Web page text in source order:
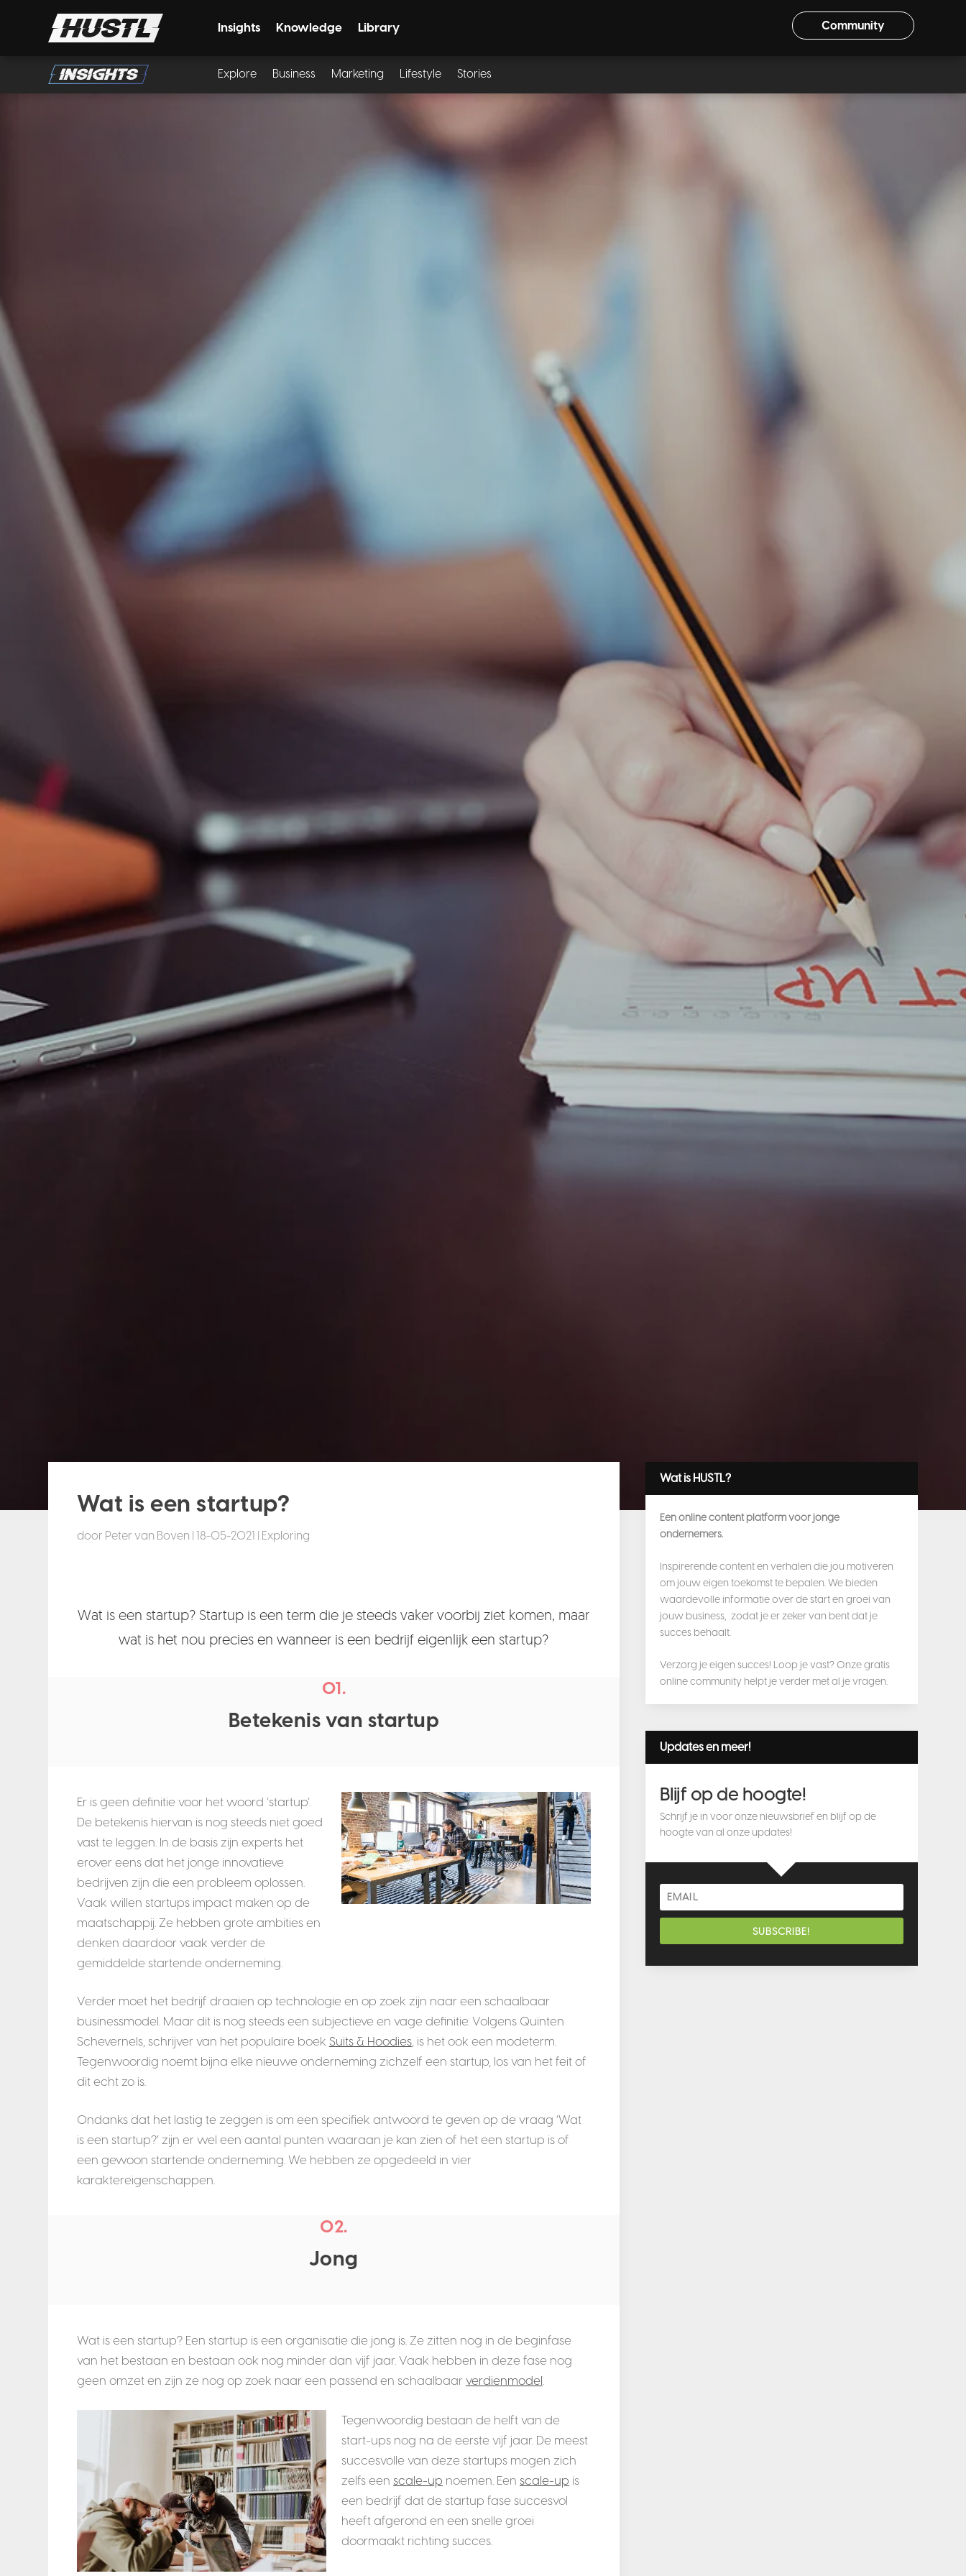
Insights Knowledge Library Community
Explore Business Marketing Lifestyle Stories
Wat is een startup?
door Peter van Boven | 18-05-2021 | Exploring
Wat is een startup? Startup is een term die je steeds vaker voorbij ziet komen, maar
wat is het nou precies en wanneer is een bedrijf eigenlijk een startup?
01.
Betekenis van startup
Er is geen definitie voor het woord ‘startup’.
De betekenis hiervan is nog steeds niet goed
vast te leggen. In de basis zijn experts het
erover eens dat het jonge innovatieve
bedrijven zijn die een probleem oplossen.
Vaak willen startups impact maken op de
maatschappij. Ze hebben grote ambities en
denken daardoor vaak verder de
gemiddelde startende onderneming.
Verder moet het bedrijf draaien op technologie en op zoek zijn naar een schaalbaar
businessmodel. Maar dit is nog steeds een subjectieve en vage definitie. Volgens Quinten
Schevernels, schrijver van het populaire boek Suits & Hoodies, is het ook een modeterm.
Tegenwoordig noemt bijna elke nieuwe onderneming zichzelf een startup, los van het feit of
dit echt zo is.
Ondanks dat het lastig te zeggen is om een specifiek antwoord te geven op de vraag ‘Wat
is een startup?’ zijn er wel een aantal punten waaraan je kan zien of het een startup is of
een gewoon startende onderneming. We hebben ze opgedeeld in vier
karaktereigenschappen.
02.
Jong
Wat is een startup? Een startup is een organisatie die jong is. Ze zitten nog in de beginfase
van het bestaan en bestaan ook nog minder dan vijf jaar. Vaak hebben in deze fase nog
geen omzet en zijn ze nog op zoek naar een passend en schaalbaar verdienmodel
Tegenwoordig bestaan de helft van de
start-ups nog na de eerste vijf jaar. De meest
succesvolle van deze startups mogen zich
zelfs een scale-up noemen. Een scale-up is
een bedrijf dat de startup fase succesvol
heeft afgerond en een snelle groei
doormaakt richting succes.
Wat is HUSTL?
Een online content platform voor jonge
ondernemers.
Inspirerende content en verhalen die jou motiveren
om jouw eigen toekomst te bepalen. We bieden
waardevolle informatie over de start en groei van
jouw business, zodat je er zeker van bent dat je
succes behaalt.
Verzorg je eigen succes! Loop je vast? Onze gratis
online community helpt je verder met al je vragen.
Updates en meer!
Blijf op de hoogte!
Schrijf je in voor onze nieuwsbrief en blijf op de
hoogte van al onze updates!
SUBSCRIBE!